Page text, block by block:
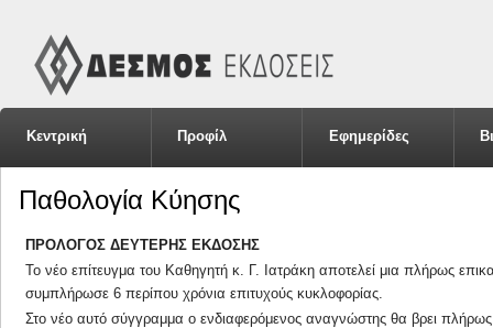
Κεντρική Προφίλ Εφημερίδες
Παθολογία Κύησης
ΠΡΟΛΟΓΟΣ ΔΕΥΤΕΡΗΣ ΕΚΔΟΣΗΣ
Το νέο επίτευγμα του Καθηγητή κ. Γ. Ιατράκη αποτελεί μια πλήρως
συμπλήρωσε 6 περίπου χρόνια επιτυχούς κυκλοφορίας.
Στο νέο αυτό σύγγραμμα ο ενδιαφερόμενος αναγνώστης θα βρει